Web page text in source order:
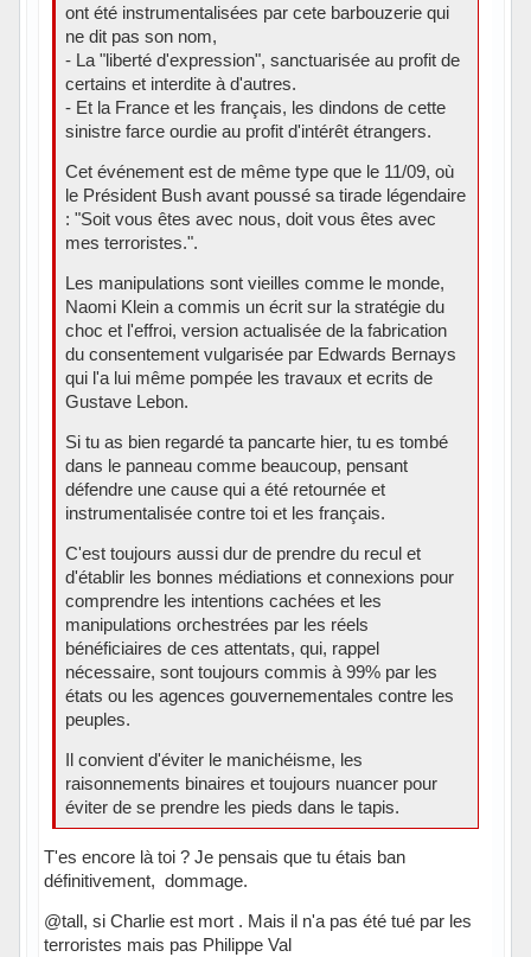
ont été instrumentalisées par cete barbouzerie qui
ne dit pas son nom,
- La "liberté d'expression", sanctuarisée au profit de
certains et interdite à d'autres.
- Et la France et les français, les dindons de cette
sinistre farce ourdie au profit d'intérêt étrangers.
Cet événement est de même type que le 11/09, où
le Président Bush avant poussé sa tirade légendaire
: "Soit vous êtes avec nous, doit vous êtes avec
mes terroristes.".
Les manipulations sont vieilles comme le monde,
Naomi Klein a commis un écrit sur la stratégie du
choc et l'effroi, version actualisée de la fabrication
du consentement vulgarisée par Edwards Bernays
qui l'a lui même pompée les travaux et ecrits de
Gustave Lebon.
Si tu as bien regardé ta pancarte hier, tu es tombé
dans le panneau comme beaucoup, pensant
défendre une cause qui a été retournée et
instrumentalisée contre toi et les français.
C'est toujours aussi dur de prendre du recul et
d'établir les bonnes médiations et connexions pour
comprendre les intentions cachées et les
manipulations orchestrées par les réels
bénéficiaires de ces attentats, qui, rappel
nécessaire, sont toujours commis à 99% par les
états ou les agences gouvernementales contre les
peuples.
Il convient d'éviter le manichéisme, les
raisonnements binaires et toujours nuancer pour
éviter de se prendre les pieds dans le tapis.
T'es encore là toi ? Je pensais que tu étais ban
définitivement, dommage.
@tall, si Charlie est mort . Mais il n'a pas été tué par les
terroristes mais pas Philippe Val